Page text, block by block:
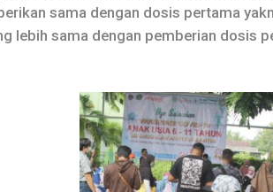
sama dengan dosis pertama
lebih sama dengan pemberian dosis